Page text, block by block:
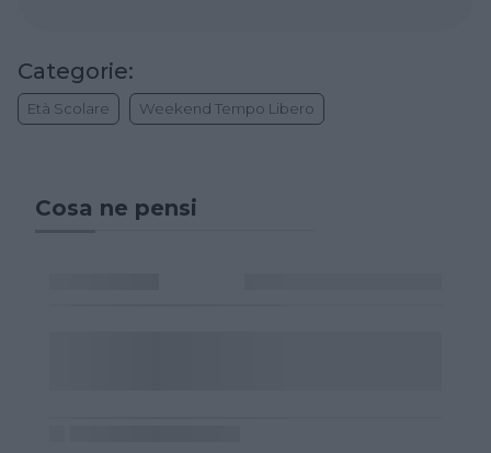
Categorie:
Età Scolare Weekend Tempo Libero
Cosa ne pensi